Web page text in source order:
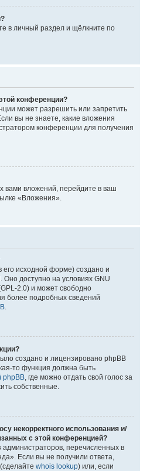
в личный раздел и щёлкните по
конференции?
может разрешить или запретить
вы не знаете, какие вложения
конференции для получения
вами вложений, перейдите в ваш
«Вложения».
исходной форме) создано и
. Оно доступно на условиях GNU
2.0) и может свободно
более подробных сведений
.
создано и лицензировано phpBB
то функция должна быть
phpBB, где можно отдать свой голос за
собственные.
некорректного использования и/
с этой конференцией?
перечисленных в
Если вы не получили ответа,
whois lookup) или, если